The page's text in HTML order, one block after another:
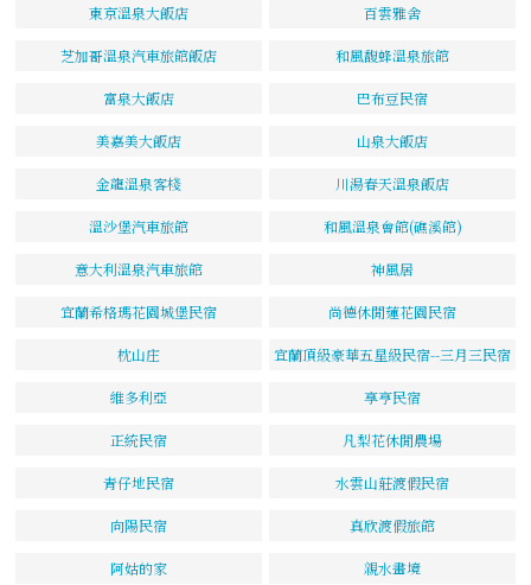
東京溫泉大飯店 百雲雅舍
芝加哥溫泉汽車旅館飯店 和風馥蜂溫泉旅館
富泉大飯店 巴布豆民宿
美嘉美大飯店 山泉大飯店
金龍溫泉客棧 川湯春天溫泉飯店
溫沙堡汽車旅館 和風溫泉會館(礁溪館)
意大利溫泉汽車旅館 神風居
宜蘭希格瑪花園城堡民宿 尚德休閒蓮花園民宿
枕山庄 宜蘭頂級豪華五星級民宿--三月三民宿
維多利亞 享亨民宿
正統民宿 凡梨花休閒農場
青仔地民宿 水雲山莊渡假民宿
向陽民宿 真欣渡假旅館
阿姑的家 親水畫境